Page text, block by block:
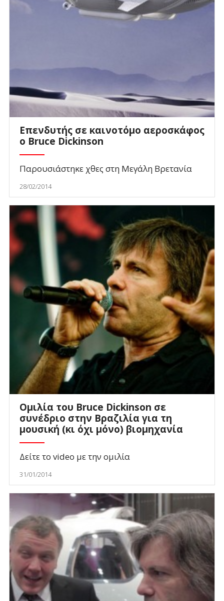
Επενδυτής σε καινοτόμο αεροσκάφος
ο Bruce Dickinson
Παρουσιάστηκε χθες στη Μεγάλη Βρετανία
28/02/2014
Ομιλία του Bruce Dickinson σε
συνέδριο στην Βραζιλία για τη
μουσική (κι όχι μόνο) βιομηχανία
Δείτε το video με την ομιλία
31/01/2014